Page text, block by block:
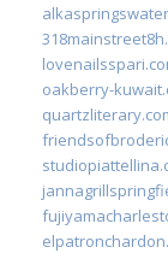
oakberry-